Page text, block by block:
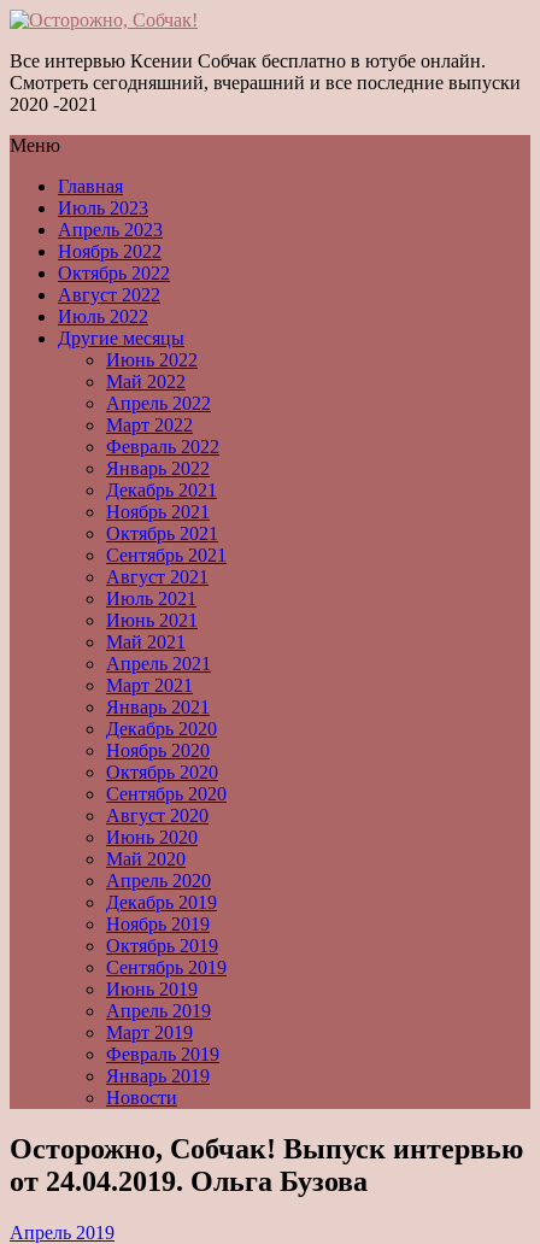
Все интервью Ксении Собчак бесплатно в ютубе онлайн.
Смотреть сегодняшний, вчерашний и все последние выпуски
2020 -2021
Меню
Главная
Июль 2023
Апрель 2023
Ноябрь 2022
Октябрь 2022
Август 2022
Июль 2022
Другие месяцы
Июнь 2022
Май 2022
Апрель 2022
Март 2022
Февраль 2022
Январь 2022
Декабрь 2021
Ноябрь 2021
Октябрь 2021
Сентябрь 2021
Август 2021
Июль 2021
Июнь 2021
Май 2021
Апрель 2021
Март 2021
Январь 2021
Декабрь 2020
Ноябрь 2020
Октябрь 2020
Сентябрь 2020
Август 2020
Июнь 2020
Май 2020
Апрель 2020
Декабрь 2019
Ноябрь 2019
Октябрь 2019
Сентябрь 2019
Июнь 2019
Апрель 2019
Март 2019
Февраль 2019
Январь 2019
Новости
Осторожно, Собчак! Выпуск интервью
от 24.04.2019. Ольга Бузова
Апрель 2019